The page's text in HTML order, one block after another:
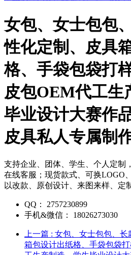
女包、女士包包
性化定制、皮具
格、手袋包袋打
皮包OEM代工生
毕业设计大赛作
皮具私人专属制
支持企业、团体、学生、个人定制
在线客服；现货款式、可换LOGO
以改款、原创设计、来图来样、定
QQ：
2757230899
手机&微信：
18026273030
上一篇 : 女包、女士包包、
箱包设计出纸格、手袋包袋